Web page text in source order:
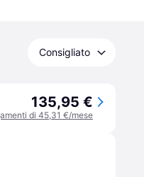
Consigliato
135,95 €
di 45,31 €/mese